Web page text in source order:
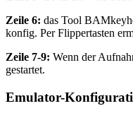
Zeile 6: das Tool
konfig. Per Flippertasten
Zeile 7-9: Wenn der
gestartet.
Emulator-